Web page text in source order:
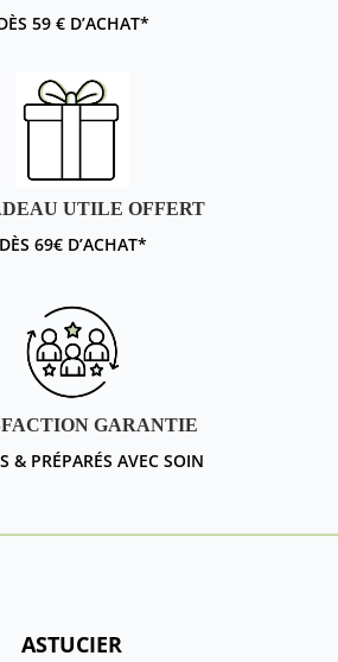
59 € D’ACHAT*
UTILE OFFERT
DÈS 69€ D’ACHAT*
GARANTIE
& PRÉPARÉS AVEC SOIN
ASTUCIER